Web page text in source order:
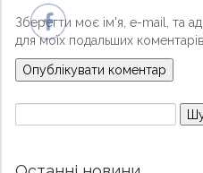
Зберегти моє ім'я, e-mail, та
для моїх подальших
Пошук: